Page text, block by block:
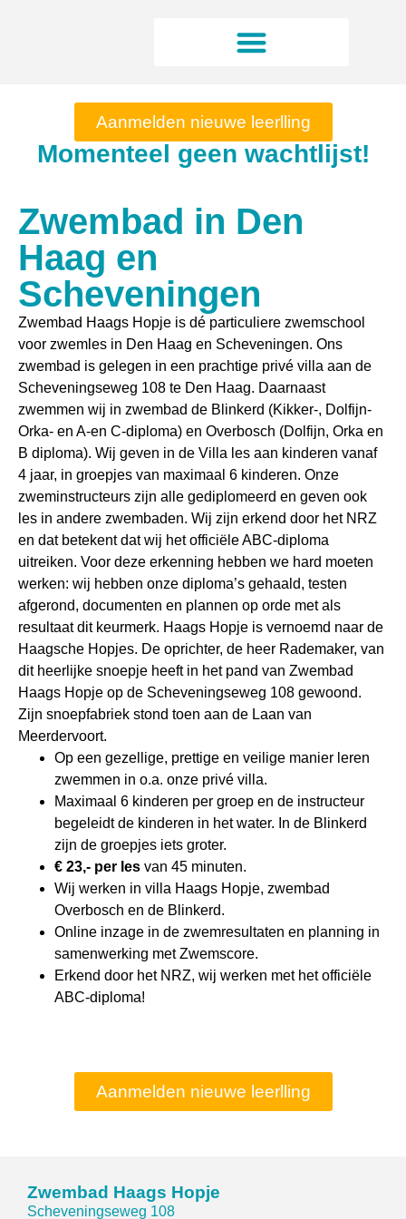
Aanmelden nieuwe leerlling
Momenteel geen wachtlijst!
Zwembad in Den
Haag en
Scheveningen
Zwembad Haags Hopje is dé particuliere zwemschool
voor zwemles in Den Haag en Scheveningen. Ons
zwembad is gelegen in een prachtige privé villa aan de
Scheveningseweg 108 te Den Haag. Daarnaast
zwemmen wij in zwembad de Blinkerd (Kikker-, Dolfijn-
Orka- en A-en C-diploma) en Overbosch (Dolfijn, Orka en
B diploma). Wij geven in de Villa les aan kinderen vanaf
4 jaar, in groepjes van maximaal 6 kinderen. Onze
zweminstructeurs zijn alle gediplomeerd en geven ook
les in andere zwembaden. Wij zijn erkend door het NRZ
en dat betekent dat wij het officiële ABC-diploma
uitreiken. Voor deze erkenning hebben we hard moeten
werken: wij hebben onze diploma’s gehaald, testen
afgerond, documenten en plannen op orde met als
resultaat dit keurmerk. Haags Hopje is vernoemd naar de
Haagsche Hopjes. De oprichter, de heer Rademaker, van
dit heerlijke snoepje heeft in het pand van Zwembad
Haags Hopje op de Scheveningseweg 108 gewoond.
Zijn snoepfabriek stond toen aan de Laan van
Meerdervoort.
Op een gezellige, prettige en veilige manier leren
zwemmen in o.a. onze privé villa.
Maximaal 6 kinderen per groep en de instructeur
begeleidt de kinderen in het water. In de Blinkerd
zijn de groepjes iets groter.
€ 23,- per les van 45 minuten.
Wij werken in villa Haags Hopje, zwembad
Overbosch en de Blinkerd.
Online inzage in de zwemresultaten en planning in
samenwerking met Zwemscore.
Erkend door het NRZ, wij werken met het officiële
ABC-diploma!
Aanmelden nieuwe leerlling
Zwembad Haags Hopje
Scheveningseweg 108